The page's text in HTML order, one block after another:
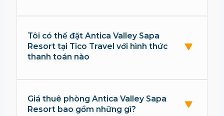
Tôi có thể đặt Antica Valley Sapa
Resort tại Tico Travel với hình thức
thanh toán nào
Giá thuê phòng Antica Valley Sapa
Resort bao gồm những gì?